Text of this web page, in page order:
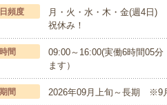
頻度
月・火・水・木・金(週4日
祝休み！
時間
09:00～16:00(実働6時間05
ます）
期間 2026年09月上旬～長期 ※9